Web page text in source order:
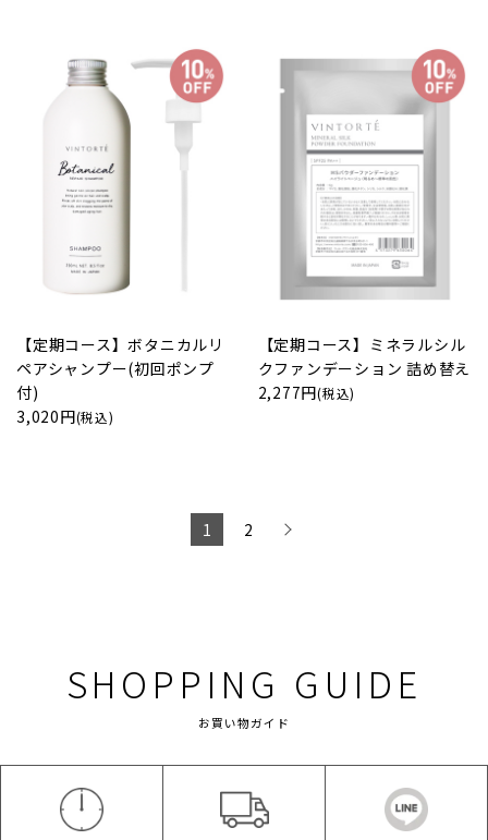
【定期コース】ボタニカルリ
ペアシャンプー(初回ポンプ
付)
3,020円(税込)
【定期コース】ミネラルシル
クファンデーション 詰め替え
2,277円(税込)
1 2
SHOPPING GUIDE
お買い物ガイド